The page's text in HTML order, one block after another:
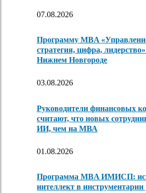
07.08.2026
Программу MBA
стратегия, цифра,
Нижнем Новгороде
03.08.2026
Руководители финансовых
считают, что новых
ИИ, чем на МВА
01.08.2026
Программа MBA ИМИСП:
интеллект в инструментарии